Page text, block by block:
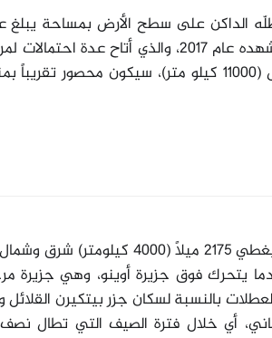
الداكن على سطح الأرض بمساحة يبلغ
الوسطي 95 ميلاً (150 كيلومتراً). ولكن على خلاف الكسوف الكلي الذي شهده عام 2017، والذي أتاح
من الأرض، فإنّ تأثير الكسوف لهذا العام 2019، والذي سيغطي 6800 ميل (11000 كيلو متر)، سيكون
يبدأ تأثير الكسوف الكلي بالتزامن مع التوقيت المحلي لشروق الشمس، ليغطي 2175 ميلاً
يتحرك فوق جزيرة أوينو، وهي جزيرة
بالنسبة لسكان جزر بيتكيرن القلائل
أي خلال فترة الصيف التي تطال نصف